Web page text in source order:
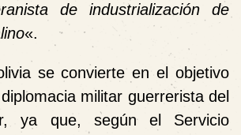
de industrialización de
«.
se convierte en el objetivo
militar guerrerista del
ya que, según el Servicio